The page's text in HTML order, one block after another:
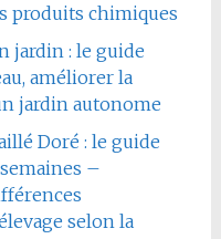
produits chimiques
jardin : le guide
améliorer la
jardin autonome
Doré : le guide
–
selon la